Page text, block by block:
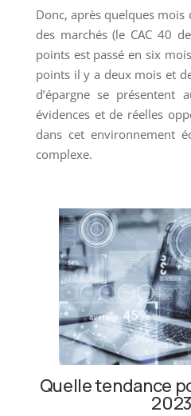
Donc, après quelques
des marchés (le CAC 40
points est passé en six
points il y a deux mois et
d’épargne se présentent
évidences et de réelles
dans cet environnement
complexe.
Quelle tendance